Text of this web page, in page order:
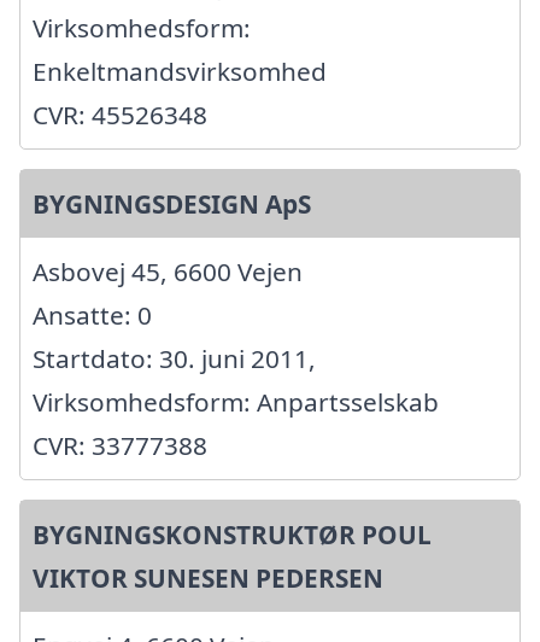
Virksomhedsform:
Enkeltmandsvirksomhed
CVR: 45526348
BYGNINGSDESIGN ApS
Asbovej 45, 6600 Vejen
Ansatte: 0
Startdato: 30. juni 2011,
Virksomhedsform: Anpartsselskab
CVR: 33777388
BYGNINGSKONSTRUKTØR POUL
VIKTOR SUNESEN PEDERSEN